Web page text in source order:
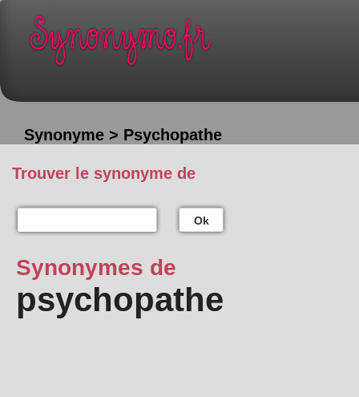
Synonyme > Psychopathe
Trouver le synonyme de
Ok
Synonymes de
psychopathe